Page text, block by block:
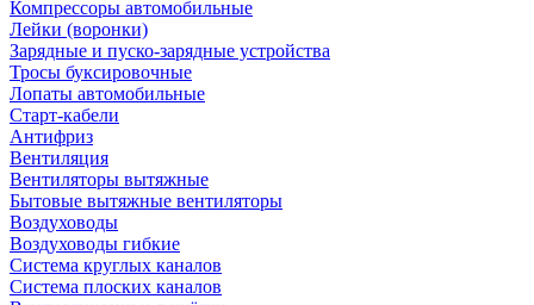
Компрессоры автомобильные
Лейки (воронки)
Зарядные и пуско-зарядные устройства
Тросы буксировочные
Лопаты автомобильные
Старт-кабели
Антифриз
Вентиляция
Вентиляторы вытяжные
Бытовые вытяжные вентиляторы
Воздуховоды
Воздуховоды гибкие
Система круглых каналов
Система плоских каналов